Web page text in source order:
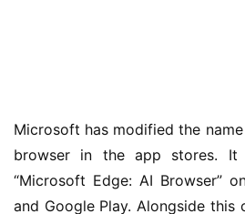
业
Microsoft has modified the
browser in the app stores. It
“Microsoft Edge: AI Browser”
and Google Play. Alongside this